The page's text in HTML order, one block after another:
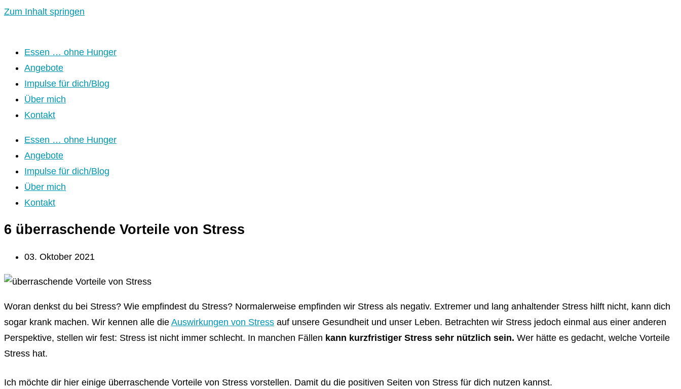
Zum Inhalt springen
Essen … ohne Hunger
Angebote
Impulse für dich/Blog
Über mich
Kontakt
Essen … ohne Hunger
Angebote
Impulse für dich/Blog
Über mich
Kontakt
6 überraschende Vorteile von Stress
03. Oktober 2021
Woran denkst du bei Stress? Wie empfindest du Stress? Normalerweise empfinden wir Stress als negativ. Extremer und lang anhaltender Stress hilft nicht, kann dich
sogar krank machen. Wir kennen alle die Auswirkungen von Stress auf unsere Gesundheit und unser Leben. Betrachten wir Stress jedoch einmal aus einer anderen
Perspektive, stellen wir fest: Stress ist nicht immer schlecht. In manchen Fällen kann kurzfristiger Stress sehr nützlich sein. Wer hätte es gedacht, welche Vorteile
Stress hat.
Ich möchte dir hier einige überraschende Vorteile von Stress vorstellen. Damit du die positiven Seiten von Stress für dich nutzen kannst.